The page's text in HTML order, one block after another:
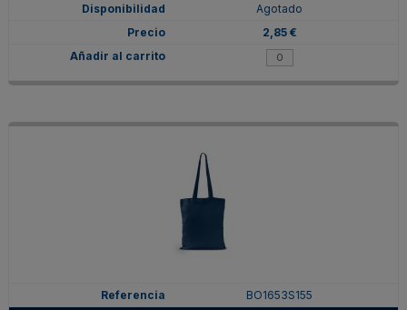
Agotado
2,85 €
BO1653S155